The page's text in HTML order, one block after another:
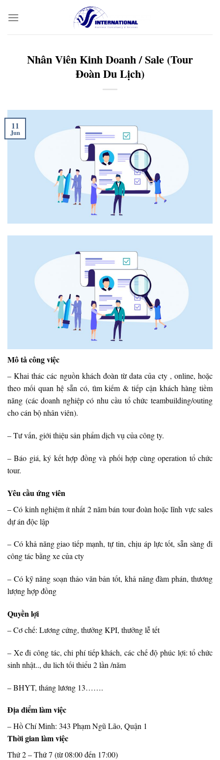
Nhân Viên Kinh Doanh / Sale (Tour
Đoàn Du Lịch)
11
Jun
Mô tả công việc
– Khai thác các nguồn khách đoàn từ data của cty , online, hoặc
theo mối quan hệ sẵn có, tìm kiếm & tiếp cận khách hàng tiềm
năng (các doanh nghiệp có nhu cầu tổ chức teambuilding/outing
cho cán bộ nhân viên).
– Tư vấn, giới thiệu sản phẩm dịch vụ của công ty.
– Báo giá, ký kết hợp đồng và phối hợp cùng operation tổ chức
tour.
Yêu cầu ứng viên
– Có kinh nghiệm ít nhất 2 năm bán tour đoàn hoặc lĩnh vực sales
dự án độc lập
– Có khả năng giao tiếp mạnh, tự tin, chịu áp lực tốt, sẵn sàng đi
công tác bằng xe của cty
– Có kỹ năng soạn thảo văn bản tốt, khả năng đàm phán, thương
lượng hợp đồng
Quyền lợi
– Cơ chế: Lương cứng, thưởng KPI, thưởng lễ tết
– Xe đi công tác, chi phí tiếp khách, các chế độ phúc lợi: tổ chức
sinh nhật.., du lich tối thiểu 2 lần /năm
– BHYT, tháng lương 13…….
Địa điểm làm việc
– Hồ Chí Minh: 343 Phạm Ngũ Lão, Quận 1
Thời gian làm việc
Thứ 2 – Thứ 7 (từ 08:00 đến 17:00)